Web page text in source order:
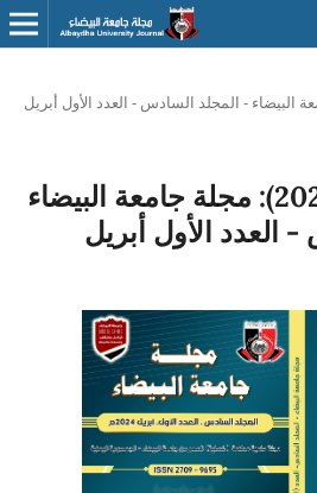
مجلة جامعة البيضاء - المجلد السادس - العدد الأول أبريل
مجلد 6 عدد 1 (2024): مجلة جامعة البيضاء
العدد الأول أبريل